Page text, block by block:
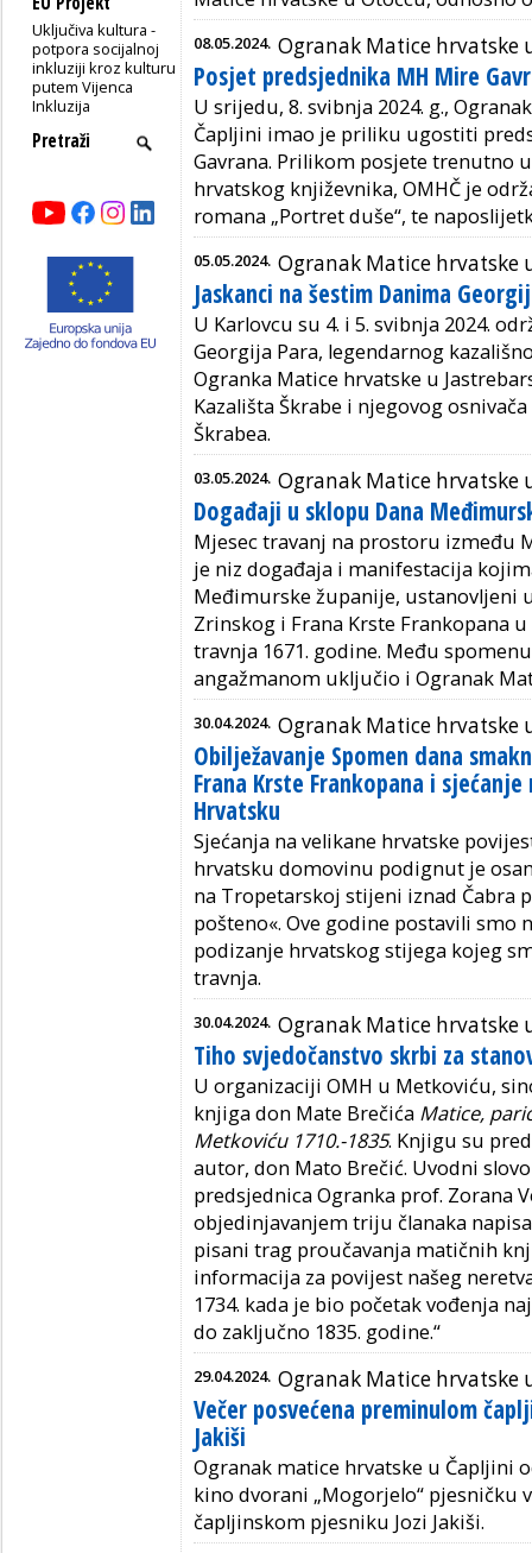
Uključiva kultura -
potpora socijalnoj
inkluziji kroz kulturu
putem Vijenca
Inkluzija
08.05.2024. Ogranak Matice hrvatske
Posjet predsjednika MH Mire
U srijedu, 8. svibnja 2024. g.,
Čapljini imao je priliku ugostiti
Gavrana. Prilikom posjete trenutno
hrvatskog književnika, OMHČ je
romana „Portret duše“, te
05.05.2024. Ogranak Matice hrvatske
Jaskanci na šestim Danima
U Karlovcu su 4. i 5. svibnja 2024.
Georgija Para, legendarnog
Ogranka Matice hrvatske u
Kazališta Škrabe i njegovog
Škrabea.
03.05.2024. Ogranak Matice hrvatske
Događaji u sklopu Dana
Mjesec travanj na prostoru između
je niz događaja i manifestacija
Međimurske županije, ustanovljeni
Zrinskog i Frana Krste Frankopana
travnja 1671. godine. Među
angažmanom uključio i Ogranak
30.04.2024. Ogranak Matice hrvatske
Obilježavanje Spomen dana
Frana Krste Frankopana i
Hrvatsku
Sjećanja na velikane hrvatske
hrvatsku domovinu podignut je
na Tropetarskoj stijeni iznad Čabra
pošteno«. Ove godine postavili smo
podizanje hrvatskog stijega kojeg
travnja.
30.04.2024. Ogranak Matice hrvatske
Tiho svjedočanstvo skrbi za
U organizaciji OMH u Metkoviću,
knjiga don Mate Brečića Matice,
Metkoviću 1710.-1835. Knjigu su
autor, don Mato Brečić. Uvodni
predsjednica Ogranka prof. Zorana
objedinjavanjem triju članaka
pisani trag proučavanja matičnih
informacija za povijest našeg
1734. kada je bio početak vođenja
do zaključno 1835. godine.“
29.04.2024. Ogranak Matice hrvatske
Večer posvećena preminulom
Jakiši
Ogranak matice hrvatske u Čapljini
kino dvorani „Mogorjelo“ pjesničku
čapljinskom pjesniku Jozi Jakiši.